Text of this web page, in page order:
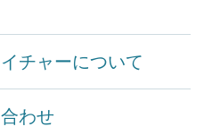
チャーについて
わせ